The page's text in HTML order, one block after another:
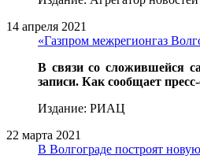
14 апреля 2021
«Газпром межрегионгаз
В связи со сложившейся
записи. Как сообщает
Издание: РИАЦ
22 марта 2021
В Волгограде построят